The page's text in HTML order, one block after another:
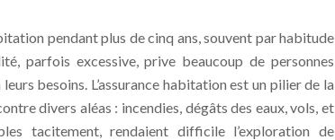
pendant plus de cinq ans, souvent par habitude
parfois excessive, prive beaucoup de personnes
besoins. L’assurance habitation est un pilier de la
divers aléas : incendies, dégâts des eaux, vols, et
tacitement, rendaient difficile l’exploration de